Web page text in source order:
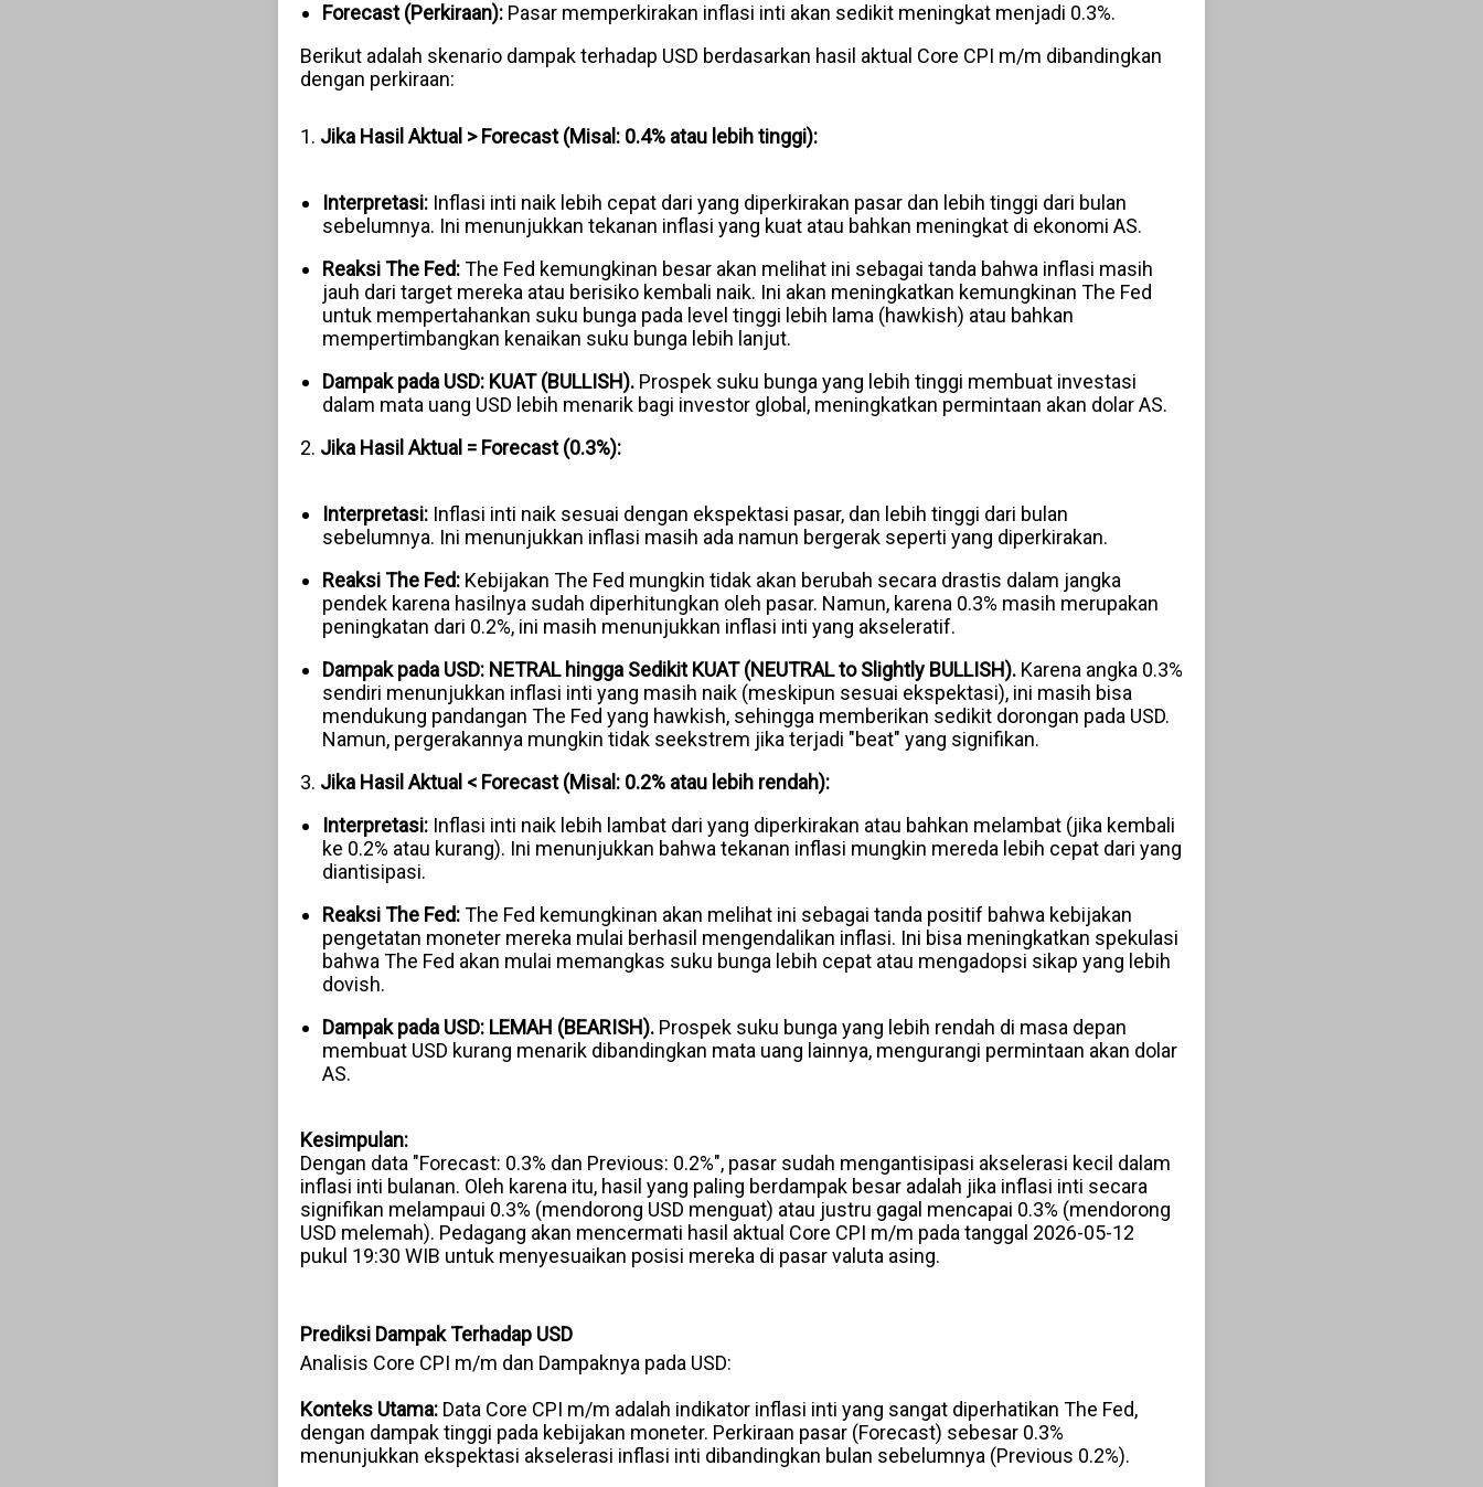
Forecast (Perkiraan):Pasar memperkirakan inflasi inti akan sedikit meningkat menjadi 0.3%.
Berikut adalah skenario dampak terhadap USD berdasarkan hasil aktual Core CPI m/m dibandingkan
dengan perkiraan:
1. Jika Hasil Aktual > Forecast (Misal: 0.4% atau lebih tinggi):
Interpretasi:Inflasi inti naik lebih cepat dari yang diperkirakan pasar dan lebih tinggi dari bulan
sebelumnya. Ini menunjukkan tekanan inflasi yang kuat atau bahkan meningkat di ekonomi AS.
Reaksi The Fed:The Fed kemungkinan besar akan melihat ini sebagai tanda bahwa inflasi masih
jauh dari target mereka atau berisiko kembali naik. Ini akan meningkatkan kemungkinan The Fed
untuk mempertahankan suku bunga pada level tinggi lebih lama (hawkish) atau bahkan
mempertimbangkan kenaikan suku bunga lebih lanjut.
Dampak pada USD: KUAT (BULLISH).Prospek suku bunga yang lebih tinggi membuat investasi
dalam mata uang USD lebih menarik bagi investor global, meningkatkan permintaan akan dolar AS.
2. Jika Hasil Aktual = Forecast (0.3%):
Interpretasi:Inflasi inti naik sesuai dengan ekspektasi pasar, dan lebih tinggi dari bulan
sebelumnya. Ini menunjukkan inflasi masih ada namun bergerak seperti yang diperkirakan.
Reaksi The Fed:Kebijakan The Fed mungkin tidak akan berubah secara drastis dalam jangka
pendek karena hasilnya sudah diperhitungkan oleh pasar. Namun, karena 0.3% masih merupakan
peningkatan dari 0.2%, ini masih menunjukkan inflasi inti yang akseleratif.
Dampak pada USD: NETRAL hingga Sedikit KUAT (NEUTRAL to Slightly BULLISH).Karena angka 0.3%
sendiri menunjukkan inflasi inti yang masih naik (meskipun sesuai ekspektasi), ini masih bisa
mendukung pandangan The Fed yang hawkish, sehingga memberikan sedikit dorongan pada USD.
Namun, pergerakannya mungkin tidak seekstrem jika terjadi "beat" yang signifikan.
3. Jika Hasil Aktual < Forecast (Misal: 0.2% atau lebih rendah):
Interpretasi:Inflasi inti naik lebih lambat dari yang diperkirakan atau bahkan melambat (jika kembali
ke 0.2% atau kurang). Ini menunjukkan bahwa tekanan inflasi mungkin mereda lebih cepat dari yang
diantisipasi.
Reaksi The Fed:The Fed kemungkinan akan melihat ini sebagai tanda positif bahwa kebijakan
pengetatan moneter mereka mulai berhasil mengendalikan inflasi. Ini bisa meningkatkan spekulasi
bahwa The Fed akan mulai memangkas suku bunga lebih cepat atau mengadopsi sikap yang lebih
dovish.
Dampak pada USD: LEMAH (BEARISH).Prospek suku bunga yang lebih rendah di masa depan
membuat USD kurang menarik dibandingkan mata uang lainnya, mengurangi permintaan akan dolar
AS.
Kesimpulan:
Dengan data "Forecast: 0.3% dan Previous: 0.2%", pasar sudah mengantisipasi akselerasi kecil dalam
inflasi inti bulanan. Oleh karena itu, hasil yang paling berdampak besar adalah jika inflasi inti secara
signifikan melampaui 0.3% (mendorong USD menguat) atau justru gagal mencapai 0.3% (mendorong
USD melemah). Pedagang akan mencermati hasil aktual Core CPI m/m pada tanggal 2026-05-12
pukul 19:30 WIB untuk menyesuaikan posisi mereka di pasar valuta asing.
Prediksi Dampak Terhadap USD
Analisis Core CPI m/m dan Dampaknya pada USD:
Konteks Utama:Data Core CPI m/m adalah indikator inflasi inti yang sangat diperhatikan The Fed,
dengan dampak tinggi pada kebijakan moneter. Perkiraan pasar (Forecast) sebesar 0.3%
menunjukkan ekspektasi akselerasi inflasi inti dibandingkan bulan sebelumnya (Previous 0.2%).